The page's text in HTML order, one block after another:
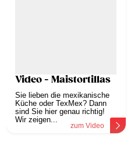
Video - Maistortillas
Sie lieben die mexikanische
Küche oder TexMex? Dann
sind Sie hier genau richtig!
Wir zeigen...
zum Video